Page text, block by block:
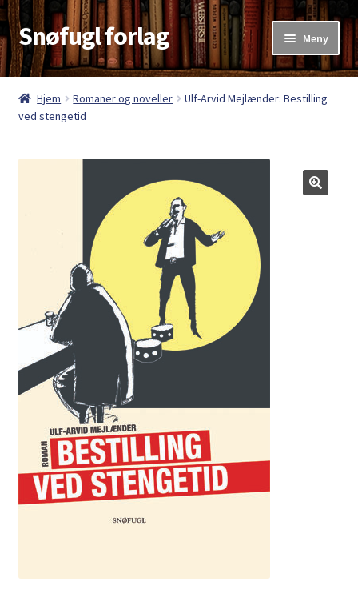
Hopp
til
navigasjon
Hopp
til
innhold
Snøfugl forlag Meny
Hjem
Aktuelt
Antikvariske bøker
Kategorier
Kjøpsvilkår
Kontakt
My Account
Om oss
Hjem Romaner og noveller
Ulf-Arvid Mejlænder: Bestilling
ved stengetid